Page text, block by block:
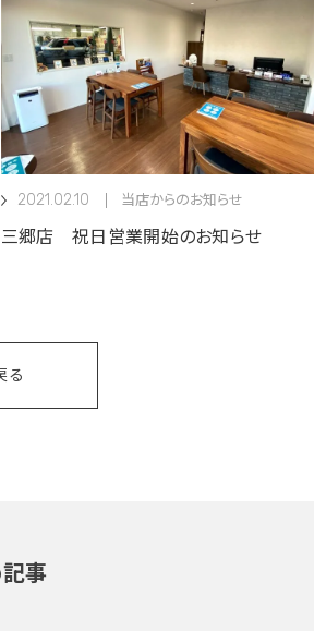
2021.02.10 当店からのお知らせ
三郷店 祝日営業開始のお知らせ
る
事